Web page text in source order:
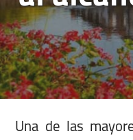
Una de las